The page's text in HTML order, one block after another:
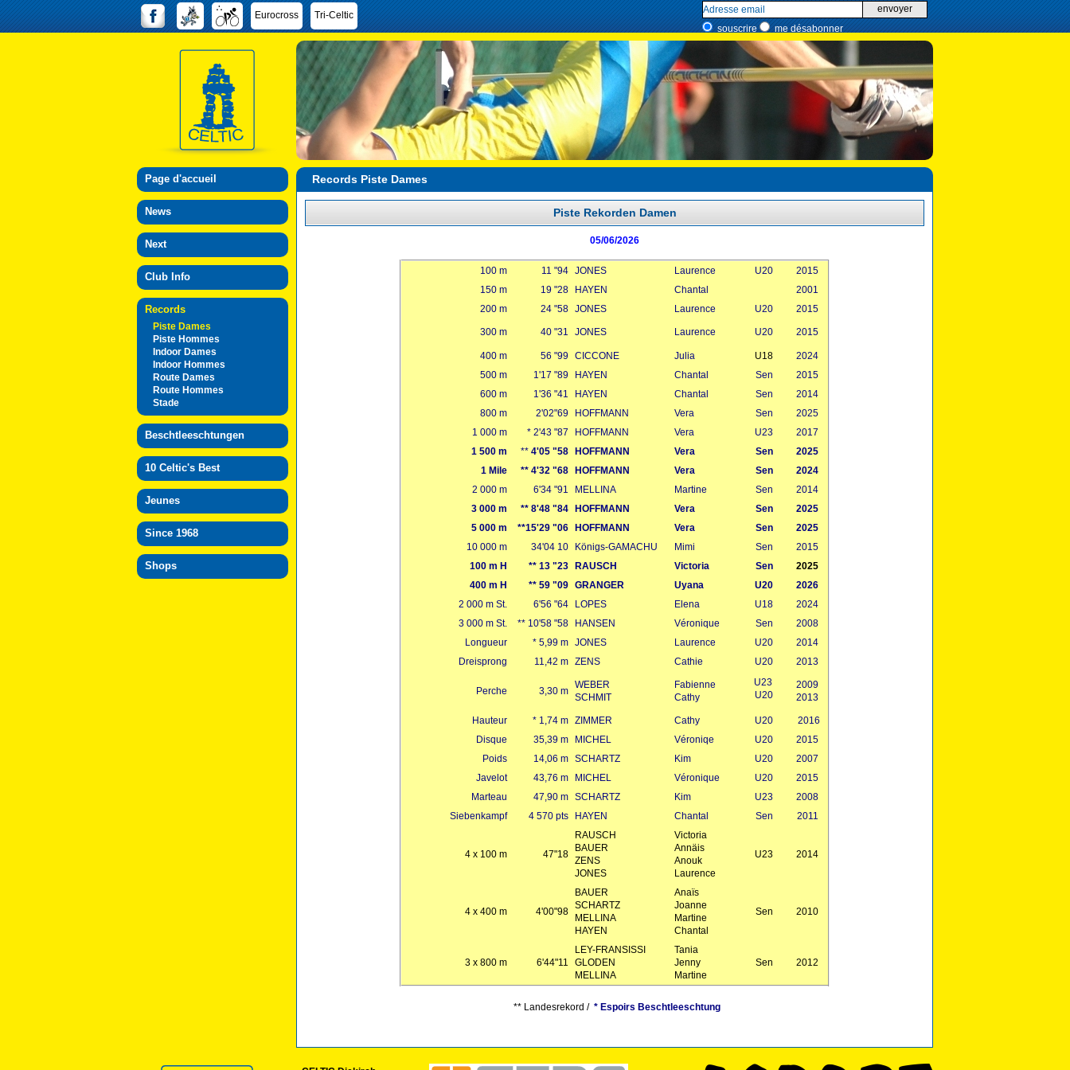
Eurocross Tri-Celtic
envoyer
souscrire
me désabonner
Page d'accueil
News
Next
Club Info
Records
Piste Dames
Piste Hommes
Indoor Dames
Indoor Hommes
Route Dames
Route Hommes
Stade
Beschtleeschtungen
10 Celtic's Best
Jeunes
Since 1968
Shops
Records Piste Dames
Piste Rekorden Damen
05/06/2026
100 m 11 "94 JONES Laurence U20
2015
150 m
19 "28 HAYEN Chantal
2001
200 m
24 "58 JONES Laurence U20 2015
300 m 40 "31 JONES Laurence U20 2015
400 m 56 "99 CICCONE Julia U18
2024
500 m
1'17 "89 HAYEN Chantal Sen
2015
600 m
1'36 "41 HAYEN Chantal Sen
2014
800 m
2'02"69 HOFFMANN Vera Sen
2025
1 000 m
* 2'43 "87 HOFFMANN Vera U23
2017
1 500 m
** 4'05 "58 HOFFMANN Vera Sen
2025
1 Mile
** 4'32 "68 HOFFMANN Vera Sen
2024
2 000 m
6'34 "91 MELLINA Martine Sen
2014
3 000 m
** 8'48 "84 HOFFMANN Vera Sen
2025
5 000 m
**15'29 "06 HOFFMANN Vera Sen
2025
10 000 m
34'04 10 Königs-GAMACHU Mimi Sen
2015
100 m H
** 13 "23 RAUSCH Victoria Sen
2025
400 m H
** 59 "09 GRANGER Uyana U20
2026
2 000 m St.
6'56 "64 LOPES Elena U18
2024
3 000 m St.
** 10'58 "58 HANSEN Véronique Sen
2008
Longueur
* 5,99 m JONES Laurence U20
2014
Dreisprong
11,42 m ZENS Cathie U20 2013
Perche 3,30 m
WEBER
SCHMIT
Fabienne
Cathy
U23
U20
2009
2013
Hauteur * 1,74 m ZIMMER Cathy U20
2016
Disque
35,39 m MICHEL Véroniqe U20
2015
Poids
14,06 m SCHARTZ Kim U20
2007
Javelot
43,76 m MICHEL Véronique U20
2015
Marteau
47,90 m SCHARTZ Kim U23
2008
Siebenkampf
4 570 pts HAYEN Chantal Sen 2011
4 x 100 m 47"18
RAUSCH
BAUER
ZENS
JONES
Victoria
Annäis
Anouk
Laurence
U23 2014
4 x 400 m 4'00"98
BAUER
SCHARTZ
MELLINA
HAYEN
Anaïs
Joanne
Martine
Chantal
Sen 2010
3 x 800 m 6'44"11
LEY-FRANSISSI
GLODEN
MELLINA
Tania
Jenny
Martine
Sen 2012
** Landesrekord / * Espoirs Beschtleeschtung